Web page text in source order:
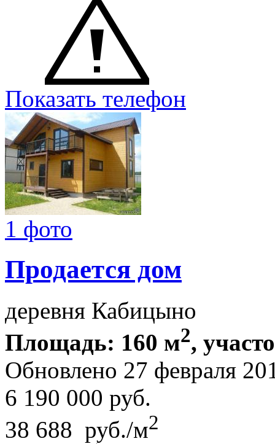
Показать телефон
1 фото
Продается дом
деревня Кабицыно
Площадь: 160 м2,
Обновлено 27 февраля
6 190 000 руб.
38 688 руб./м2